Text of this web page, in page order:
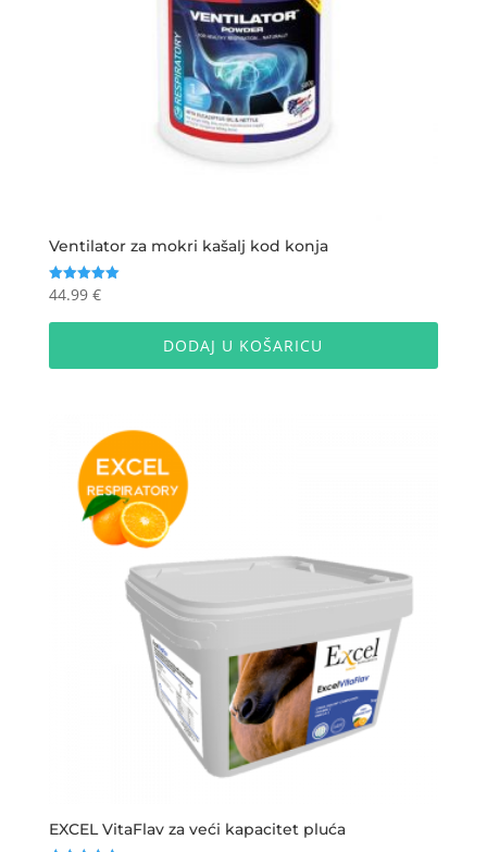
Ventilator za mokri kašalj kod konja
Ocijenjeno
5.00
44.99 €
DODAJ U KOŠARICU
EXCEL VitaFlav za veći kapacitet pluća